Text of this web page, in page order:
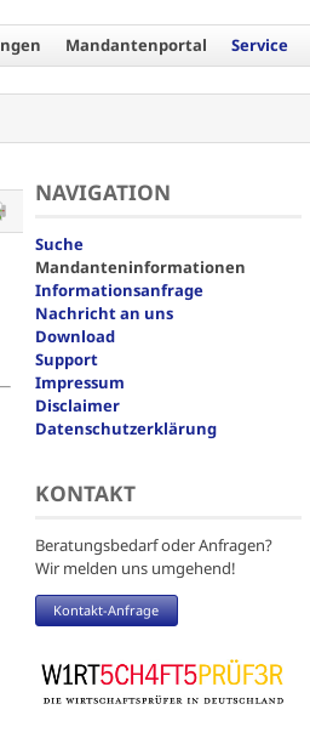
Mandantenportal Service
NAVIGATION
Navigation
überspringen
Suche
Mandanteninformationen
Informationsanfrage
Nachricht an uns
Download
Support
Impressum
Disclaimer
Datenschutzerklärung
KONTAKT
Beratungsbedarf oder Anfragen?
Wir melden uns umgehend!
Kontakt-Anfrage